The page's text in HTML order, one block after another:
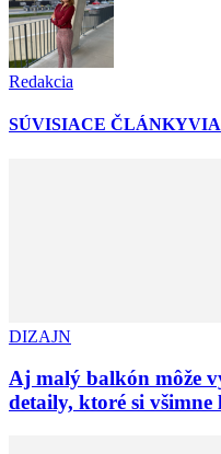
Redakcia
SÚVISIACE ČLÁNKY
DIZAJN
Aj malý balkón môže
detaily, ktoré si všimne